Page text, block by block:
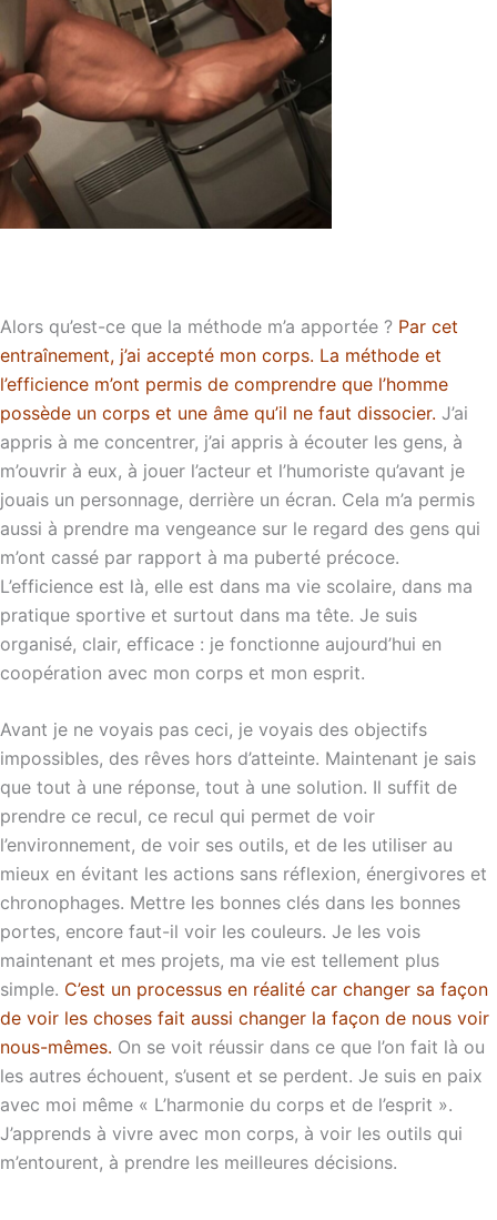
Alors qu’est-ce que la méthode m’a apportée ? Par cet
entraînement, j’ai accepté mon corps. La méthode et
l’efficience m’ont permis de comprendre que l’homme
possède un corps et une âme qu’il ne faut dissocier. J’ai
appris à me concentrer, j’ai appris à écouter les gens, à
m’ouvrir à eux, à jouer l’acteur et l’humoriste qu’avant je
jouais un personnage, derrière un écran. Cela m’a permis
aussi à prendre ma vengeance sur le regard des gens qui
m’ont cassé par rapport à ma puberté précoce.
L’efficience est là, elle est dans ma vie scolaire, dans ma
pratique sportive et surtout dans ma tête. Je suis
organisé, clair, efficace : je fonctionne aujourd’hui en
coopération avec mon corps et mon esprit.
Avant je ne voyais pas ceci, je voyais des objectifs
impossibles, des rêves hors d’atteinte. Maintenant je sais
que tout à une réponse, tout à une solution. Il suffit de
prendre ce recul, ce recul qui permet de voir
l’environnement, de voir ses outils, et de les utiliser au
mieux en évitant les actions sans réflexion, énergivores et
chronophages. Mettre les bonnes clés dans les bonnes
portes, encore faut-il voir les couleurs. Je les vois
maintenant et mes projets, ma vie est tellement plus
simple. C’est un processus en réalité car changer sa façon
de voir les choses fait aussi changer la façon de nous voir
nous-mêmes. On se voit réussir dans ce que l’on fait là ou
les autres échouent, s’usent et se perdent. Je suis en paix
avec moi même « L’harmonie du corps et de l’esprit ».
J’apprends à vivre avec mon corps, à voir les outils qui
m’entourent, à prendre les meilleures décisions.